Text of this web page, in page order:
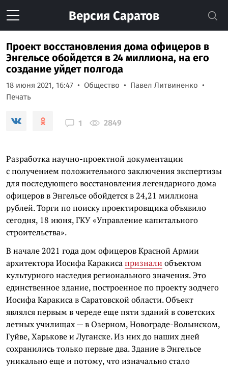
Версия Саратов
Проект восстановления дома офицеров в
Энгельсе обойдется в 24 миллиона, на его
создание уйдет полгода
18 июня 2021, 16:47 Общество
Павел Литвиненко
Печать
1 2849
Разработка научно-проектной документации
с получением положительного заключения экспертизы
для последующего восстановления легендарного дома
офицеров в Энгельсе обойдется в 24,21 миллиона
рублей. Торги по поиску проектировщика объявило
сегодня, 18 июня, ГКУ «Управление капитального
строительства».
В начале 2021 года дом офицеров Красной Армии
архитектора Иосифа Каракисапризнали объектом
культурного наследия регионального значения. Это
единственное здание, построенное по проекту зодчего
Иосифа Каракиса в Саратовской области. Объект
являлся первым в череде еще пяти зданий в советских
летных училищах — в Озерном, Новограде-Волынском,
Гуйве, Харькове и Луганске. Из них до наших дней
сохранились только первые два. Здание в Энгельсе
уникально еще и потому, что изначально стало